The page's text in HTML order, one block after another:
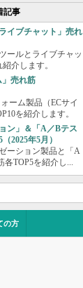
記事
イブチャット」売れ
ールとライブチャッ
介します。
」売れ筋
ーム製品（ECサイ
を紹介します。
ン」＆「A／Bテス
2025年5月）
ーション製品と「A
各TOP5を紹介し...
の方